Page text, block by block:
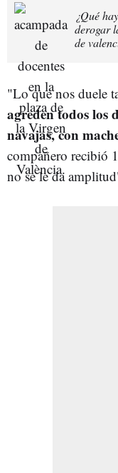
¿Qué
derogar
de
"Lo que nos duele
agreden todos los
navajas, con
compañero recibió
no se le da